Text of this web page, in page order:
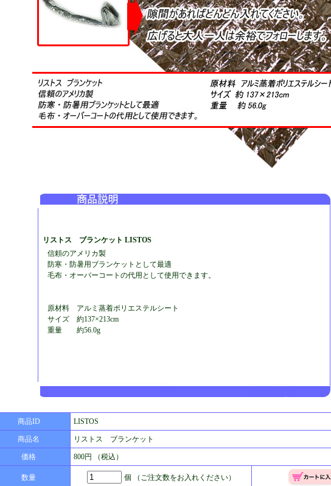
リストス ブランケット LISTOS
信頼のアメリカ製
防寒・防暑用ブランケットとして最適
毛布・オーバーコートの代用として使用できます。
原材料 アルミ蒸着ポリエステルシート
サイズ 約137×213cm
重量 約56.0g
商品ID LISTOS
商品名 リストス ブランケット
価格 800円 （税込）
数量 個 （ご注文数をお入れください）